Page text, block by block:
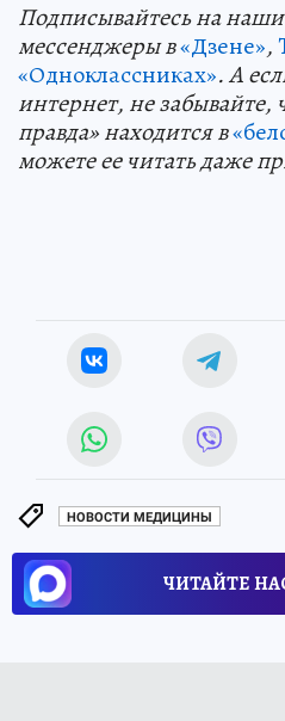
Подписывайтесь на
мессенджеры в«Дзене»,
«Одноклассниках». А
интернет, не забывайте,
правда» находится в
можете ее читать даже
НОВОСТИ МЕДИЦИНЫ
ЧИТАЙТЕ